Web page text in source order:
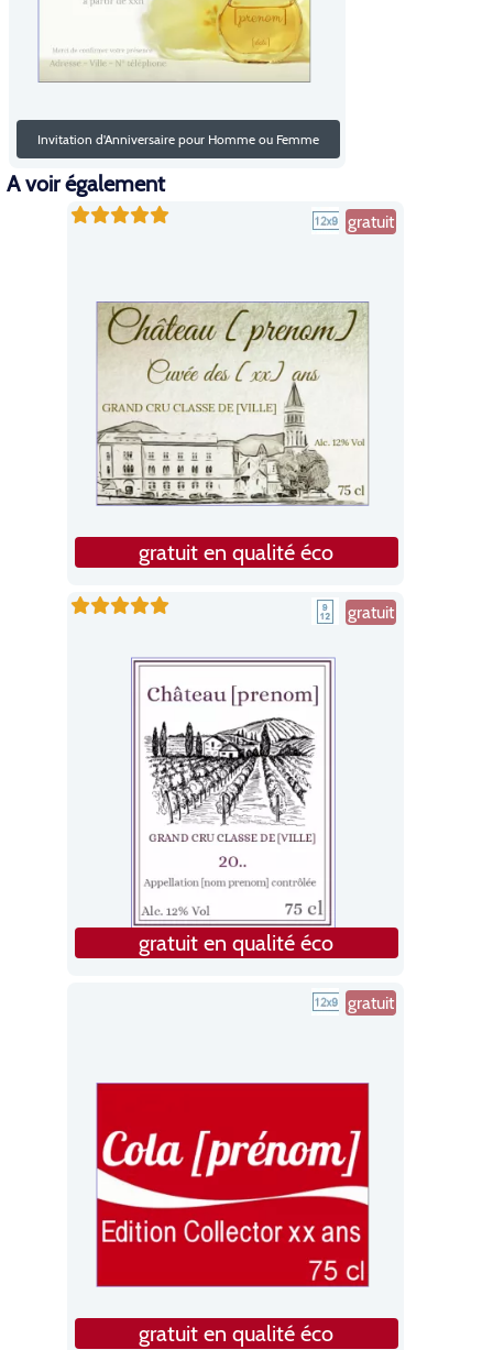
Invitation d'Anniversaire pour Homme ou Femme
A voir également
gratuit
gratuit en qualité éco
gratuit
gratuit en qualité éco
gratuit
gratuit en qualité éco